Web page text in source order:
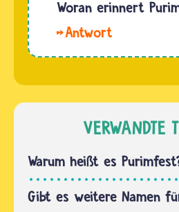
an den
Haman
ließ
festlegen,
die
Jüdinnen
und
Woran erinnert
die
Jüdinnen
Juden an
die
Errettung
durch
VERWANDTE
Warum heißt es
Gibt es weitere Namen